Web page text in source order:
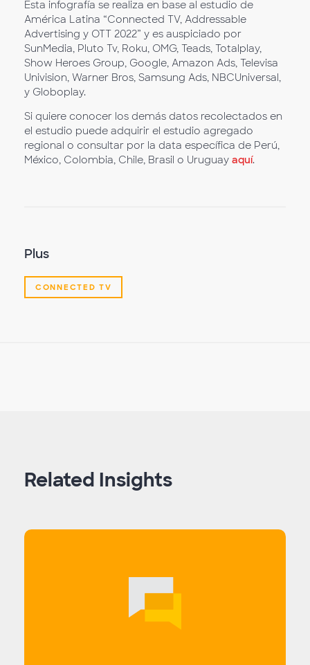
Esta infografía se realiza en base al estudio de
América Latina “Connected TV, Addressable
Advertising y OTT 2022” y es auspiciado por
SunMedia, Pluto Tv, Roku, OMG, Teads, Totalplay,
Show Heroes Group, Google, Amazon Ads, Televisa
Univision, Warner Bros, Samsung Ads, NBCUniversal,
y Globoplay.
Si quiere conocer los demás datos recolectados en
el estudio puede adquirir el estudio agregado
regional o consultar por la data específica de Perú,
México, Colombia, Chile, Brasil o Uruguay aquí.
Plus
CONNECTED TV
Related Insights